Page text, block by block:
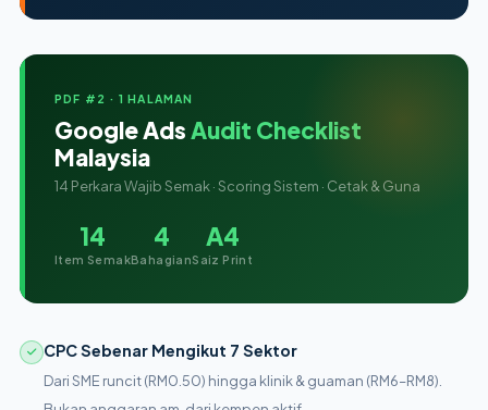
PDF #2 · 1 HALAMAN
Google AdsAudit Checklist
Malaysia
14 Perkara Wajib Semak · Scoring Sistem · Cetak & Guna
14
Item Semak
4
Bahagian
A4
Saiz Print
CPC Sebenar Mengikut 7 Sektor
Dari SME runcit (RM0.50) hingga klinik & guaman (RM6–RM8).